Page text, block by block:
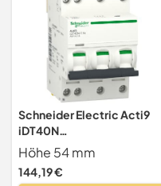
Schneider Electric Acti9
iDT40N
Leitungsschutzschalter Typ
C, Pol 3P+N 16A 400V Acti 9
DIN-Schienen-Montage
Höhe 54 mm
144,19 €